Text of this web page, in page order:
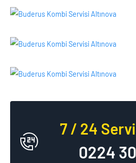
7 / 24
0224